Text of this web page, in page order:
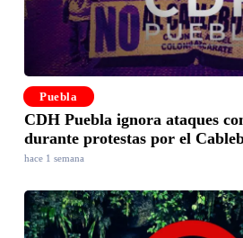
Puebla
CDH Puebla ignora ataques
durante protestas por el
hace 1 semana